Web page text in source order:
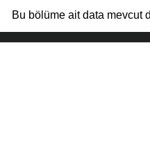
Bu bölüme ait data mevcut